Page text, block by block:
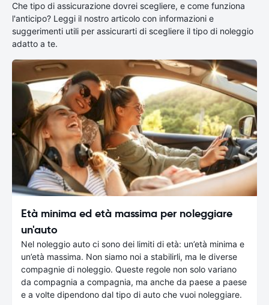
Che tipo di assicurazione dovrei scegliere, e come funziona
l'anticipo? Leggi il nostro articolo con informazioni e
suggerimenti utili per assicurarti di scegliere il tipo di noleggio
adatto a te.
Età minima ed età massima per noleggiare
un'auto
Nel noleggio auto ci sono dei limiti di età: un’età minima e
un’età massima. Non siamo noi a stabilirli, ma le diverse
compagnie di noleggio. Queste regole non solo variano
da compagnia a compagnia, ma anche da paese a paese
e a volte dipendono dal tipo di auto che vuoi noleggiare.